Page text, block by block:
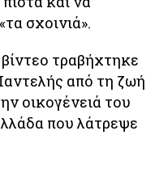
σχοινιά».
τραβήχτηκε
από τη ζωή
οικογένειά του
που λάτρεψε